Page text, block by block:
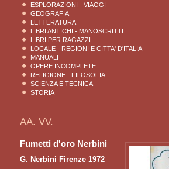
ESPLORAZIONI - VIAGGI
GEOGRAFIA
LETTERATURA
LIBRI ANTICHI - MANOSCRITTI
LIBRI PER RAGAZZI
LOCALE - REGIONI E CITTA' D'ITALIA
MANUALI
OPERE INCOMPLETE
RELIGIONE - FILOSOFIA
SCIENZA E TECNICA
STORIA
AA. VV.
Fumetti d'oro Nerbini
G. Nerbini Firenze 1972